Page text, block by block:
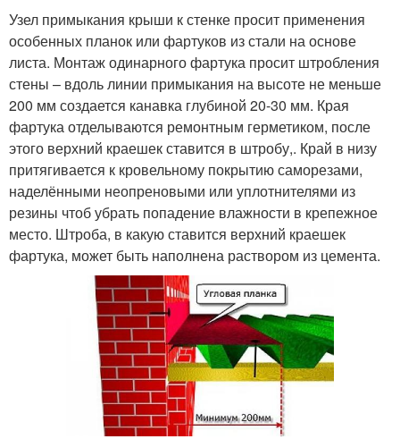
Узел примыкания крыши к стенке просит применения
особенных планок или фартуков из стали на основе
листа. Монтаж одинарного фартука просит штробления
стены – вдоль линии примыкания на высоте не меньше
200 мм создается канавка глубиной 20-30 мм. Края
фартука отделываются ремонтным герметиком, после
этого верхний краешек ставится в штробу,. Край в низу
притягивается к кровельному покрытию саморезами,
наделёнными неопреновыми или уплотнителями из
резины чтоб убрать попадение влажности в крепежное
место. Штроба, в какую ставится верхний краешек
фартука, может быть наполнена раствором из цемента.